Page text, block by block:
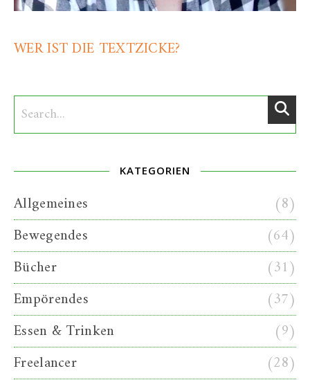
WER IST DIE TEXTZICKE?
KATEGORIEN
Allgemeines
(8)
Bewegendes
(64)
Bücher
(31)
Empörendes
(37)
Essen & Trinken
(9)
Freelancer
(28)